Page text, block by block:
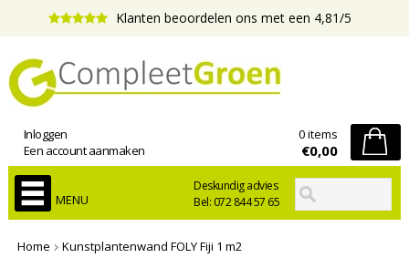
Klanten beoordelen ons met een 4,81/5
Deskundig advies
Bel: 072 844 57 65
Inloggen
Een account aanmaken
0 items
€0,00
MENU
Home Kunstplantenwand FOLY Fiji 1 m2